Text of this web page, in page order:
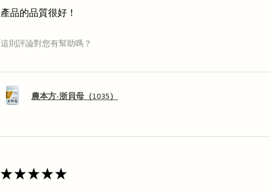
產品的品質很好！
這則評論對您有幫助嗎？
農本方-浙貝母（1035）
★★★★★